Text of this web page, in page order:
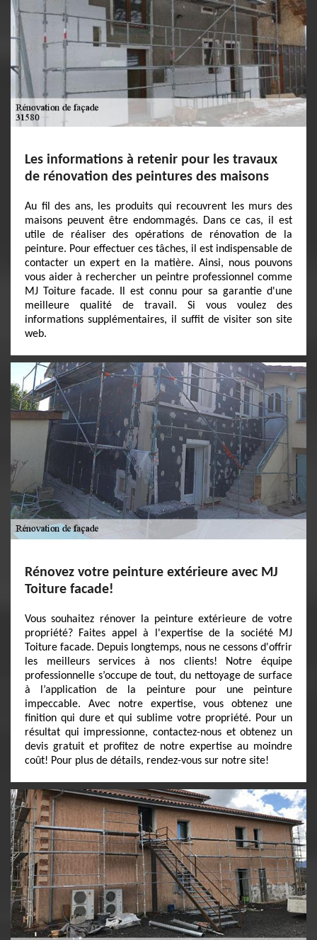
Les informations à retenir pour les travaux
de rénovation des peintures des maisons
Au fil des ans, les produits qui recouvrent les murs des
maisons peuvent être endommagés. Dans ce cas, il est
utile de réaliser des opérations de rénovation de la
peinture. Pour effectuer ces tâches, il est indispensable de
contacter un expert en la matière. Ainsi, nous pouvons
vous aider à rechercher un peintre professionnel comme
MJ Toiture facade. Il est connu pour sa garantie d'une
meilleure qualité de travail. Si vous voulez des
informations supplémentaires, il suffit de visiter son site
web.
Rénovez votre peinture extérieure avec MJ
Toiture facade!
Vous souhaitez rénover la peinture extérieure de votre
propriété? Faites appel à l'expertise de la société MJ
Toiture facade. Depuis longtemps, nous ne cessons d'offrir
les meilleurs services à nos clients! Notre équipe
professionnelle s’occupe de tout, du nettoyage de surface
à l’application de la peinture pour une peinture
impeccable. Avec notre expertise, vous obtenez une
finition qui dure et qui sublime votre propriété. Pour un
résultat qui impressionne, contactez-nous et obtenez un
devis gratuit et profitez de notre expertise au moindre
coût! Pour plus de détails, rendez-vous sur notre site!